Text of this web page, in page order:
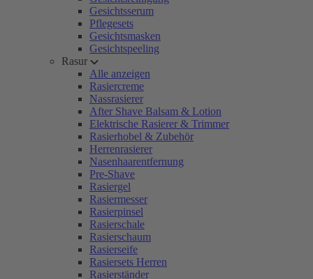
Gesichtsserum
Pflegesets
Gesichtsmasken
Gesichtspeeling
Rasur
Alle anzeigen
Rasiercreme
Nassrasierer
After Shave Balsam & Lotion
Elektrische Rasierer & Trimmer
Rasierhobel & Zubehör
Herrenrasierer
Nasenhaarentfernung
Pre-Shave
Rasiergel
Rasiermesser
Rasierpinsel
Rasierschale
Rasierschaum
Rasierseife
Rasiersets Herren
Rasierständer